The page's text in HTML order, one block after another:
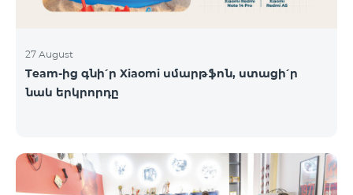
27 August
Team-ից գնի՛ր Xiaomi սմարթֆոն, ստացի՛ր
նաև երկրորդը